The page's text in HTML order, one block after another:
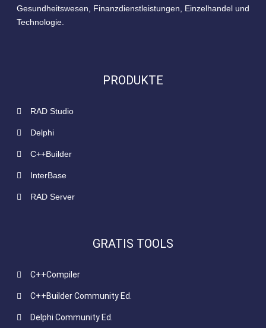
Gesundheitswesen, Finanzdienstleistungen, Einzelhandel und
Technologie.
PRODUKTE
RAD Studio
Delphi
C++Builder
InterBase
RAD Server
GRATIS TOOLS
C++Compiler
C++Builder Community Ed.
Delphi Community Ed.